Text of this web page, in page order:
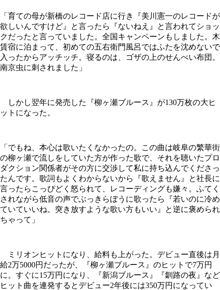
「育ての母が新橋のレコード店に行き『美川憲一のレコードが
欲しいんですけど』と言ったら『ないねえ』と言われてショッ
クだったと言っていました。全国キャンペーンもしました。木
賃宿に泊まって、初めての五右衛門風呂ではふたを沈めないで
入ったからアッチッチ。寝るのは、ゴザの上のせんべい布団。
南京虫に刺されました」
しかし翌年に発売した『柳ヶ瀬ブルース』が130万枚の大ヒ
ットになった。
「でもね、本心は歌いたくなかったの。この曲は岐阜の繁華街
の柳ヶ瀬で流しをしていた方が作った歌で、それを聴いたプロ
ダクション関係者がその方に交渉して私に持ち込んでくださっ
たんです。歌詞もよくわからないから『歌えません』と社長に
言ったらこっぴどく怒られて、レコーディングも嫌々。ふてく
されながら低音の声でぶっきらぼうに歌ったら『若いのに冷め
ていていいね。突き放すような歌い方もいい』と逆に褒められ
ちゃって」
ミリオンヒットになり、給料も上がった。デビュー直後は月
給2万5000円だったが、『柳ヶ瀬ブルース』のヒットで7万円
に。すぐに15万円になり、『新潟ブルース』『釧路の夜』など
ヒット曲を連発するとデビュー2年後には350万円になってい